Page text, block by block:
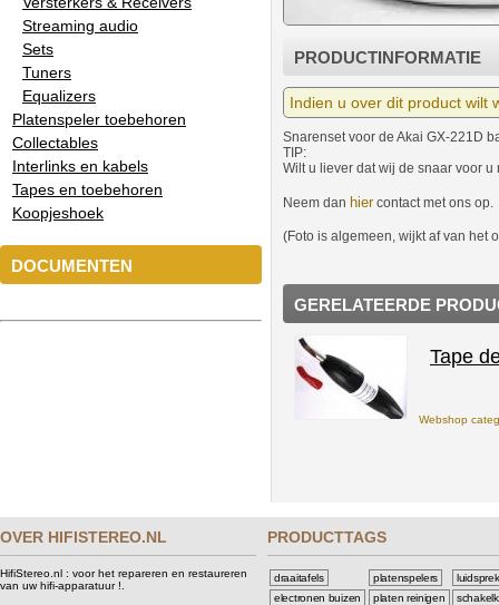
Streaming audio
Sets
Tuners
Equalizers
Platenspeler toebehoren
Collectables
Interlinks en kabels
Tapes en toebehoren
Koopjeshoek
DOCUMENTEN
PRODUCTINFORMATIE
Indien u over dit product wilt
Snarenset voor de Akai GX-221D
TIP:
Wilt u liever dat wij de snaar voor
Neem dan hiercontact met ons op.
(Foto is algemeen, wijkt af van het
GERELATEERDE
Tape
Webshop
OVER HIFISTEREO.NL
HifiStereo.nl : voor het repareren en restaureren
van uw hifi-apparatuur !.
PRODUCTTAGS
draaitafels
electronen buizen
platenspelers
platen reinigen